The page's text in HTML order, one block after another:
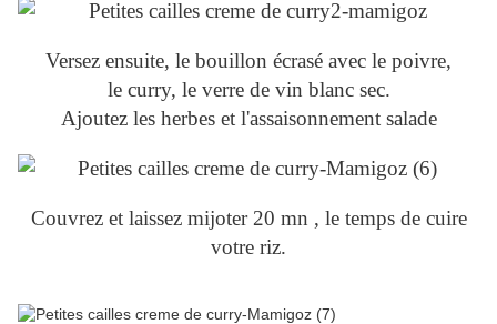
Versez ensuite, le bouillon écrasé avec le poivre,
le curry, le verre de vin blanc sec.
Ajoutez les herbes et l'assaisonnement salade
Couvrez et laissez mijoter 20 mn , le temps de cuire
votre riz.